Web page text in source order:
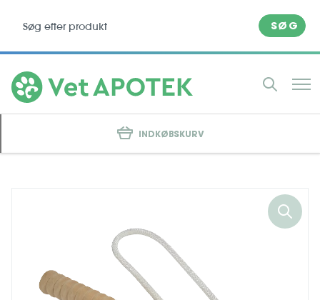
SØG
INDKØBSKURV